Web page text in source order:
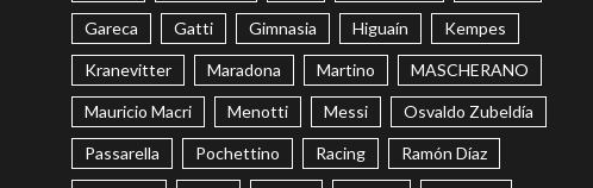
Gareca Gatti Gimnasia Higuaín Kempes
Kranevitter Maradona Martino MASCHERANO
Mauricio Macri Menotti Messi Osvaldo Zubeldía
Passarella Pochettino Racing Ramón Díaz